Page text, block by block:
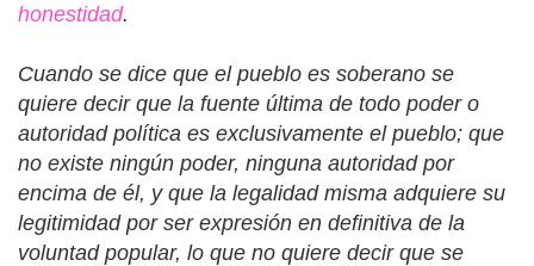
honestidad.
Cuando se dice que el pueblo es soberano se
quiere decir que la fuente última de todo poder o
autoridad política es exclusivamente el pueblo; que
no existe ningún poder, ninguna autoridad por
encima de él, y que la legalidad misma adquiere su
legitimidad por ser expresión en definitiva de la
voluntad popular, lo que no quiere decir que se